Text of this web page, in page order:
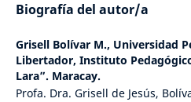
Biografía del autor/a
Grisell Bolívar M., Universidad
Libertador, Instituto
Lara”. Maracay.
Profa. Dra. Grisell de Jesús,